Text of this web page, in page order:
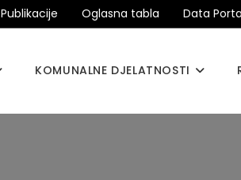
Publikacije Oglasna tabla Data
KOMUNALNE DJELATNOSTI